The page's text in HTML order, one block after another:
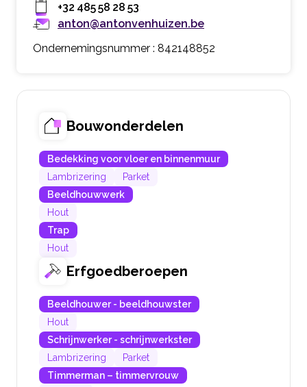
+32 485 58 28 53
anton@antonvenhuizen.be
Ondernemingsnummer : 842148852
Bouwonderdelen
Bedekking voor vloer en binnenmuur
Lambrizering
Parket
Beeldhouwwerk
Hout
Trap
Hout
Erfgoedberoepen
Beeldhouwer - beeldhouwster
Hout
Schrijnwerker - schrijnwerkster
Lambrizering
Parket
Timmerman – timmervrouw